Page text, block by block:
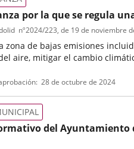
por la que se regula
zona de bajas emisiones
aire, mitigar el cambio
nº2024/223, de 19 de noviembre
28 de octubre de 2024
del Ayuntamiento